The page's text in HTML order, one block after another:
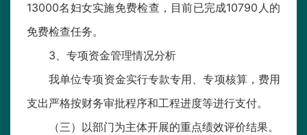
13000名妇女实施免费检查，目前已完成10790人的
免费检查任务。
3、专项资金管理情况分析
我单位专项资金实行专款专用、专项核算，费用
支出严格按财务审批程序和工程进度等进行支付。
（三）以部门为主体开展的重点绩效评价结果。